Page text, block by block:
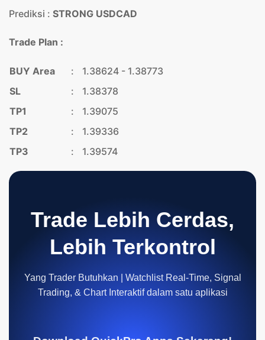
Prediksi : STRONG USDCAD
Trade Plan :
BUY Area :
1.38624 - 1.38773
SL
:
1.38378
TP1
:
1.39075
TP2
:
1.39336
TP3
: 1.39574
Trade Lebih Cerdas,
Lebih Terkontrol
Yang Trader Butuhkan | Watchlist Real-Time, Signal
Trading, & Chart Interaktif dalam satu aplikasi